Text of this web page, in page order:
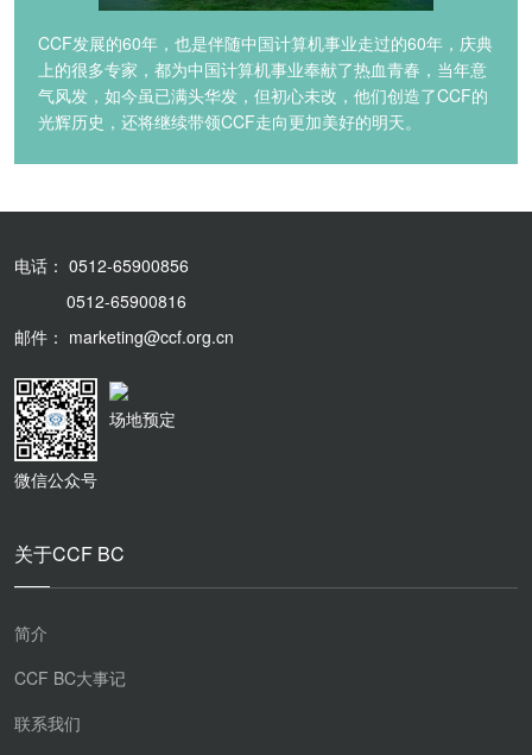
CCF发展的60年，也是伴随中国计算机事业走过的60年，庆典
上的很多专家，都为中国计算机事业奉献了热血青春，当年意
气风发，如今虽已满头华发，但初心未改，他们创造了CCF的
光辉历史，还将继续带领CCF走向更加美好的明天。
电话： 0512-65900856
0512-65900816
邮件： marketing@ccf.org.cn
微信公众号
场地预定
关于CCF BC
简介
CCF BC大事记
联系我们